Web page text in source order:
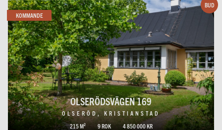
BUD
OLSERÖDSVÄGEN 169
OLSERÖD, KRISTIANSTAD
215 M²
9 ROK 4 850 000 KR
KOMMANDE